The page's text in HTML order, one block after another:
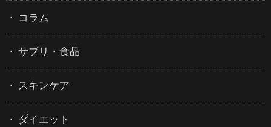
コラム
サプリ・食品
スキンケア
ダイエット